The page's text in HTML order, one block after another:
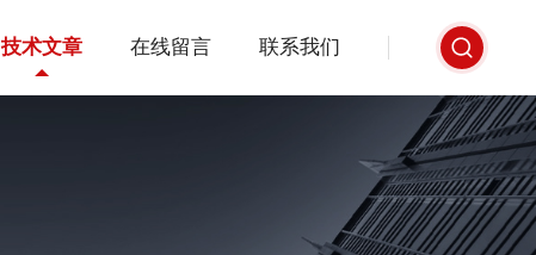
技术文章 在线留言 联系我们